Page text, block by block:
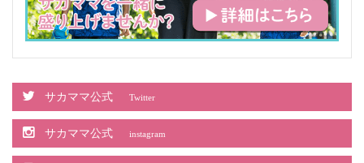
サカママ公式 Twitter
サカママ公式 instagram